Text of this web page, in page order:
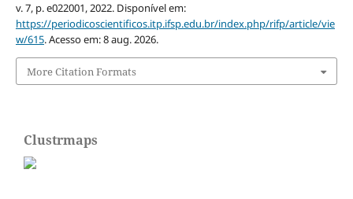
v. 7, p. e022001, 2022. Disponível em:
https://periodicoscientificos.itp.ifsp.edu.br/index.php/rifp/article/vie
w/615. Acesso em: 8 aug. 2026.
More Citation Formats
Clustrmaps